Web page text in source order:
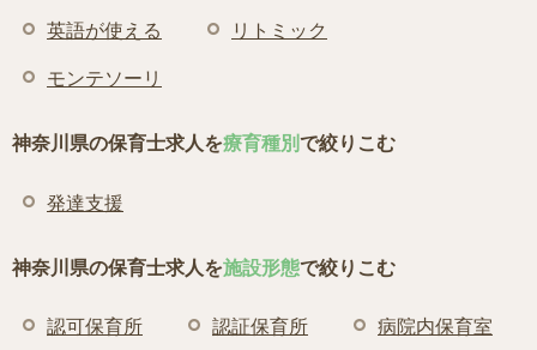
英語が使える リトミック
モンテソーリ
神奈川県の保育士求人を療育種別で絞りこむ
発達支援
神奈川県の保育士求人を施設形態で絞りこむ
認可保育所 認証保育所 病院内保育室